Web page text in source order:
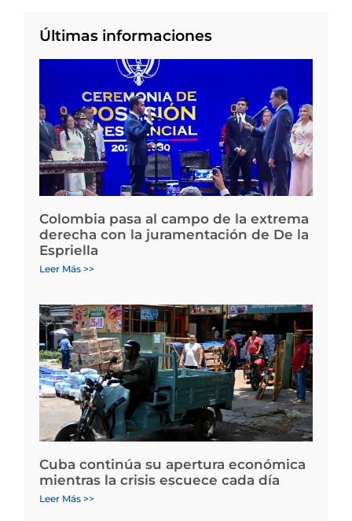
Últimas informaciones
Colombia pasa al campo de la extrema
derecha con la juramentación de De la
Espriella
Leer Más >>
Cuba continúa su apertura económica
mientras la crisis escuece cada día
Leer Más >>